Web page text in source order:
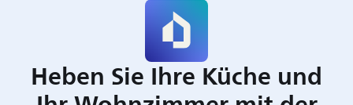
Heben Sie Ihre Küche und